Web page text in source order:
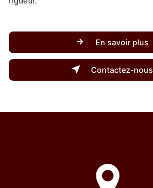
En savoir plus
Contactez-nous